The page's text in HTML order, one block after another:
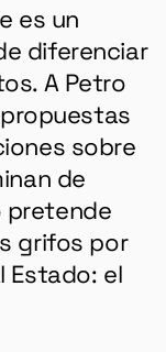
es un
diferenciar
A Petro
sobre
de
pretende
grifos por
Estado: el